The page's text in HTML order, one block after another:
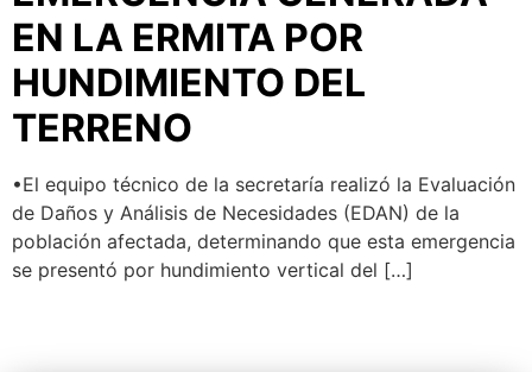
EN LA ERMITA POR
HUNDIMIENTO DEL
TERRENO
•El equipo técnico de la secretaría realizó la Evaluación
de Daños y Análisis de Necesidades (EDAN) de la
población afectada, determinando que esta emergencia
se presentó por hundimiento vertical del […]